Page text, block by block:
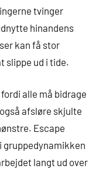
tvinger
hinandens
kan få stor
slippe ud i tide.
alle må bidrage
afsløre skjulte
Escape
gruppedynamikken
langt ud over